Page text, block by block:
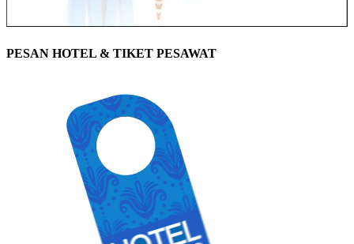
PESAN HOTEL & TIKET PESAWAT